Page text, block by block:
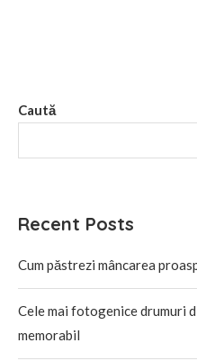
Caută
Recent Posts
Cum păstrezi mâncarea
Cele mai fotogenice drumuri
memorabil